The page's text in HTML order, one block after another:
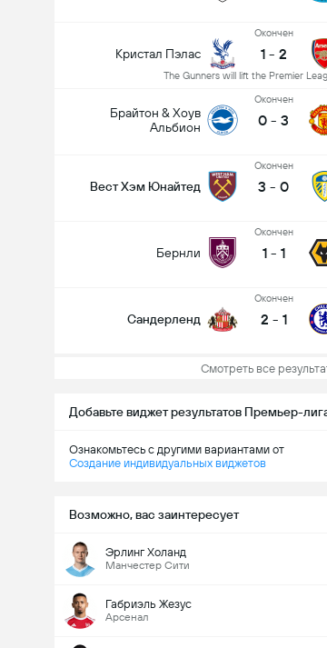
Кристал Пэлас
Oкончен
1 - 2
The Gunners will lift the Premier
Брайтон & Хоув
Альбион
Oкончен
0 - 3
Вест Хэм Юнайтед
Oкончен
3 - 0
Бернли
Oкончен
1 - 1
Сандерленд
Oкончен
2 - 1
Смотреть все
Добавьте виджет результатов Премьер-
Ознакомьтесь с другими вариантами от
Создание индивидуальных виджетов
Возможно, вас заинтересует
Эрлинг Холанд
Манчестер Сити
Габриэль Жезус
Арсенал
Всего голов в матче (2.5)